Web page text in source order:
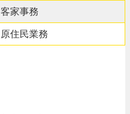
客家事務
原住民業務